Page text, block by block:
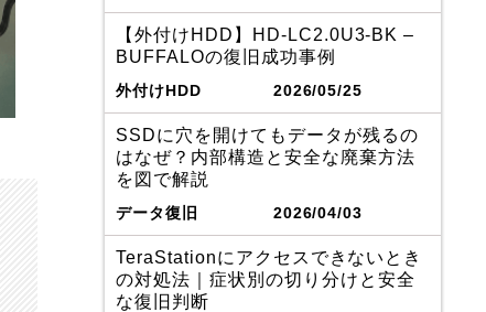
【外付けHDD】HD-LC2.0U3-BK –
BUFFALOの復旧成功事例
外付けHDD 2026/05/25
SSDに穴を開けてもデータが残るの
はなぜ？内部構造と安全な廃棄方法
を図で解説
データ復旧 2026/04/03
TeraStationにアクセスできないとき
の対処法｜症状別の切り分けと安全
な復旧判断